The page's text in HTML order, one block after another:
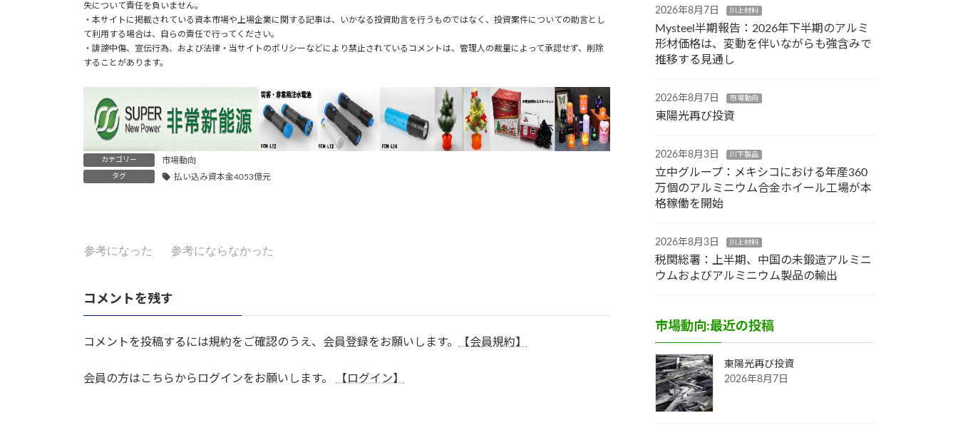
失について責任を負いません。
・本サイトに掲載されている資本市場や上場企業に関する記事は、いかなる投資助言を行うものではなく、投資案件についての助言とし
て利用する場合は、自らの責任で行ってください。
・誹謗中傷、宣伝行為、および法律・当サイトのポリシーなどにより禁止されているコメントは、管理人の裁量によって承認せず、削除
することがあります。
カテゴリー 市場動向
タグ 払い込み資本金4053億元
参考になった 参考にならなかった
コメントを残す
コメントを投稿するには規約をご確認のうえ、会員登録をお願いします。 【会員規約】
会員の方はこちらからログインをお願いします。 【ログイン】
2026年8月7日 川上材料
Mysteel半期報告：2026年下半期のアルミ
形材価格は、変動を伴いながらも強含みで
推移する見通し
2026年8月7日 市場動向
東陽光再び投資
2026年8月3日 川下製品
立中グループ：メキシコにおける年産360
万個のアルミニウム合金ホイール工場が本
格稼働を開始
2026年8月3日 川上材料
税関総署：上半期、中国の未鍛造アルミニ
ウムおよびアルミニウム製品の輸出
市場動向:最近の投稿
東陽光再び投資
2026年8月7日